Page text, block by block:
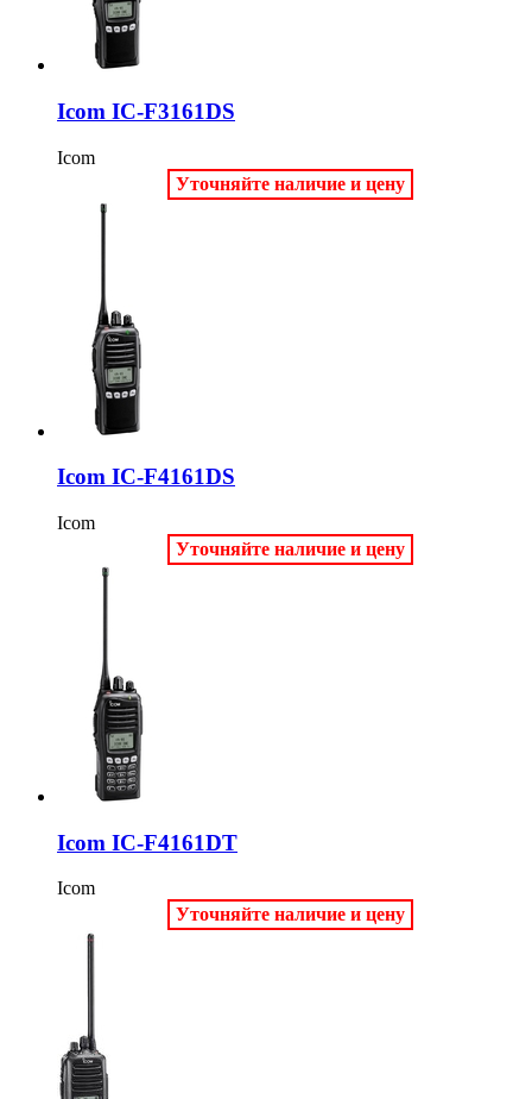
Icom IC-F3161DS
Icom
Уточняйте наличие и цену
Icom IC-F4161DS
Icom
Уточняйте наличие и цену
Icom IC-F4161DT
Icom
Уточняйте наличие и цену